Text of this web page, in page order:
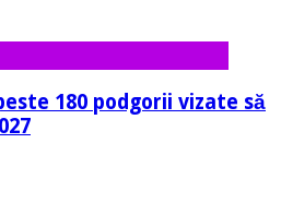
180 podgorii vizate să